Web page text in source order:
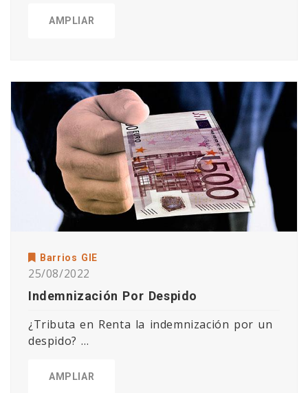
AMPLIAR
Barrios GIE
25/08/2022
Indemnización Por Despido
¿Tributa en Renta la indemnización por un
despido? ...
AMPLIAR